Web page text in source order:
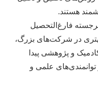
هستند.
برجسته فارغ‌التحصیل
در شرکت‌های بزرگ،
و پژوهشی پیدا
توانمندی‌های علمی و